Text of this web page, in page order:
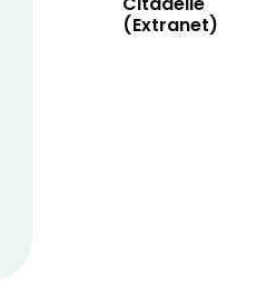
(Extranet)